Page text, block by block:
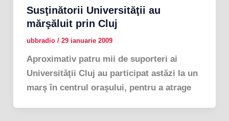
Susţinătorii Universităţii au
mărşăluit prin Cluj
ubbradio / 29 ianuarie 2009
Aproximativ patru mii de suporteri ai
Universităţii Cluj au participat astăzi la un
marş în centrul oraşului, pentru a atrage